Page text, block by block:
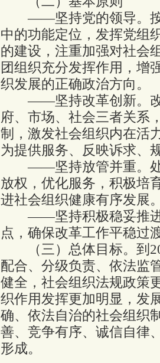
——坚持党的领导。按
中的功能定位，发挥党组
的建设，注重加强对社会
团组织充分发挥作用，增
织发展的正确政治方向。
——坚持改革创新。改
府、市场、社会三者关系
制，激发社会组织内在活
为提供服务、反映诉求、
——坚持放管并重。处
放权，优化服务，积极培
进社会组织健康有序发展
——坚持积极稳妥推进
点，确保改革工作平稳过
（三）总体目标。到
配合、分级负责、依法监
健全，社会组织法规政策
织作用发挥更加明显，发
确、依法自治的社会组织
善、竞争有序、诚信自律
形成。